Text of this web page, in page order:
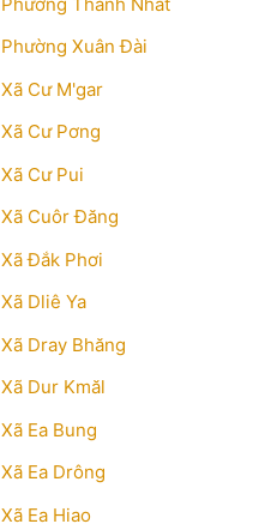
Phường Xuân Đài
Xã Cư M'gar
Xã Cư Pơng
Xã Cư Pui
Xã Cuôr Đăng
Xã Đắk Phơi
Xã Dliê Ya
Xã Dray Bhăng
Xã Dur Kmăl
Xã Ea Bung
Xã Ea Drông
Xã Ea Hiao